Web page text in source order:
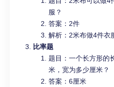
服？
答案：2件
解析：2米布做4件衣
比率题
题目：一个长方形的
米，宽为多少厘米？
答案：6厘米